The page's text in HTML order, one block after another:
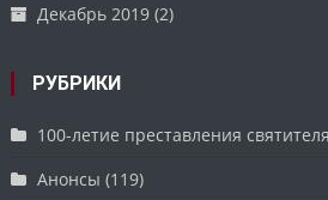
Декабрь 2019 (2)
РУБРИКИ
100-летие преставления
Анонсы (119)